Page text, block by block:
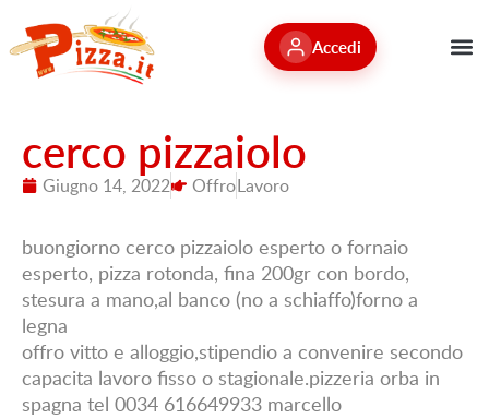
Accedi
cerco pizzaiolo
Giugno 14, 2022 OffroLavoro
buongiorno cerco pizzaiolo esperto o fornaio
esperto, pizza rotonda, fina 200gr con bordo,
stesura a mano,al banco (no a schiaffo)forno a
legna
offro vitto e alloggio,stipendio a convenire secondo
capacita lavoro fisso o stagionale.pizzeria orba in
spagna tel 0034 616649933 marcello